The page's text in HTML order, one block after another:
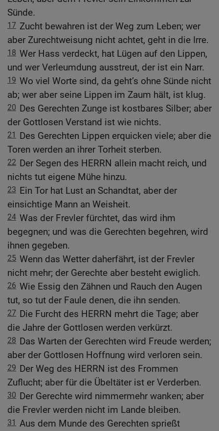
Sünde.
17 Zucht bewahren ist der Weg zum Leben; wer
aber Zurechtweisung nicht achtet, geht in die Irre.
18 Wer Hass verdeckt, hat Lügen auf den Lippen,
und wer Verleumdung ausstreut, der ist ein Narr.
19 Wo viel Worte sind, da geht’s ohne Sünde nicht
ab; wer aber seine Lippen im Zaum hält, ist klug.
20 Des Gerechten Zunge ist kostbares Silber; aber
der Gottlosen Verstand ist wie nichts.
21
Des Gerechten Lippen erquicken viele; aber die
Toren werden an ihrer Torheit sterben.
22 Der Segen des HERRN allein macht reich, und
nichts tut eigene Mühe hinzu.
23 Ein Tor hat Lust an Schandtat, aber der
einsichtige Mann an Weisheit.
24 Was der Frevler fürchtet, das wird ihm
begegnen; und was die Gerechten begehren, wird
ihnen gegeben.
25 Wenn das Wetter daherfährt, ist der Frevler
nicht mehr; der Gerechte aber besteht ewiglich.
26 Wie Essig den Zähnen und Rauch den Augen
tut, so tut der Faule denen, die ihn senden.
27 Die Furcht des HERRN mehrt die Tage; aber
die Jahre der Gottlosen werden verkürzt.
28 Das Warten der Gerechten wird Freude werden;
aber der Gottlosen Hoffnung wird verloren sein.
29 Der Weg des HERRN ist des Frommen
Zuflucht; aber für die Übeltäter ist er Verderben.
30 Der Gerechte wird nimmermehr wanken; aber
die Frevler werden nicht im Lande bleiben.
31 Aus dem Munde des Gerechten sprießt